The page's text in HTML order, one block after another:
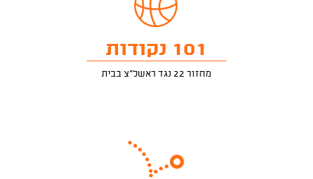
101 נקודות
מחזור 22 נגד ראשל"צ בבית